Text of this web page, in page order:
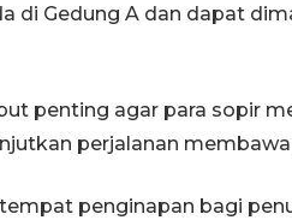
di Gedung A dan dapat
penting agar para sopir
perjalanan
penginapan bagi
12 Juni